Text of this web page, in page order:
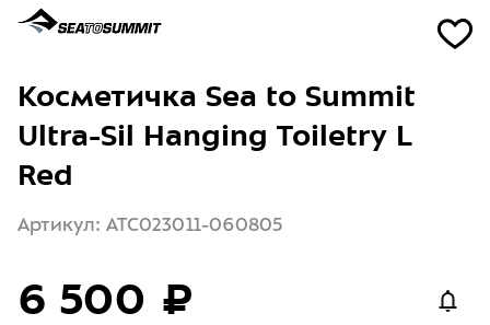
Косметичка Sea to Summit
Ultra-Sil Hanging Toiletry L
Red
Артикул: ATC023011-060805
6 500 ₽